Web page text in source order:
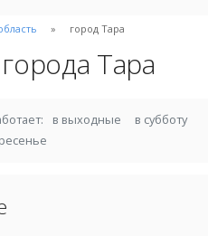
город Тара
Тара
в выходные
в субботу